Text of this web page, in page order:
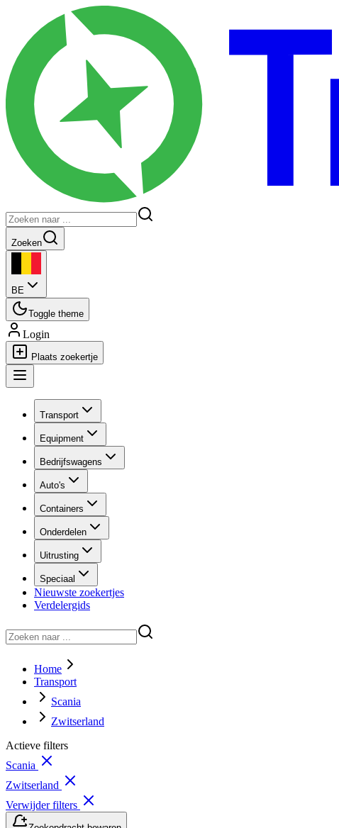
Zoeken
BE
Toggle theme
Login
Plaats zoekertje
Transport
Equipment
Bedrijfswagens
Auto's
Containers
Onderdelen
Uitrusting
Speciaal
Nieuwste zoekertjes
Verdelergids
Home
Transport
Scania
Zwitserland
Actieve filters
Scania
Zwitserland
Verwijder filters